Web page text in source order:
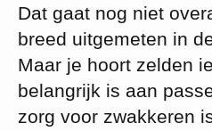
Dat gaat nog niet
breed uitgemeten in
Maar je hoort zelden
belangrijk is aan
zorg voor zwakkeren